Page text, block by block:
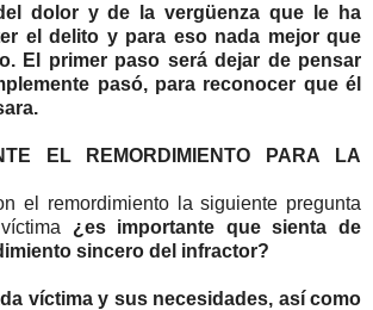
dolor y de la vergüenza que le ha
el delito y para eso nada mejor que
El primer paso será dejar de pensar
pasó, para reconocer que él
EL REMORDIMIENTO PARA LA
el remordimiento la siguiente pregunta
¿es importante que sienta de
sincero del infractor?
víctima y sus necesidades, así como